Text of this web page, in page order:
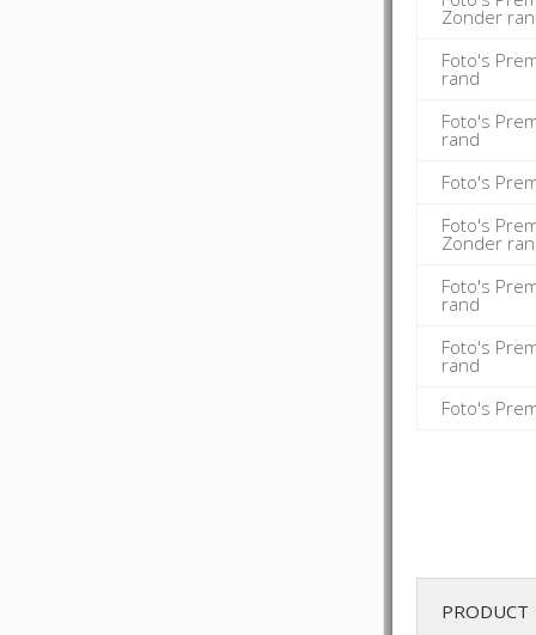
Zonder
Foto's
rand
Foto's
rand
Foto's
Foto's
Zonder
Foto's
rand
Foto's
rand
Foto's
PRODUCT